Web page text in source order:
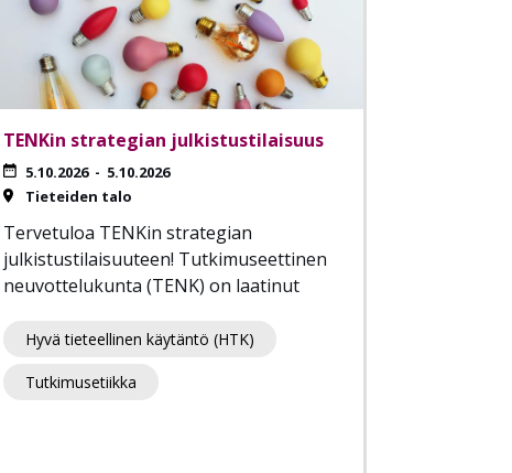
TENKin strategian julkistustilaisuus
5.10.2026- 5.10.2026
Tieteiden talo
Tervetuloa TENKin strategian
julkistustilaisuuteen! Tutkimuseettinen
neuvottelukunta (TENK) on laatinut
Hyvä tieteellinen käytäntö (HTK)
Tutkimusetiikka